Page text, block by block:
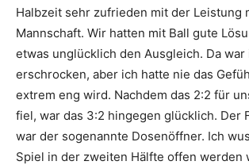
Halbzeit sehr zufrieden mit der Leistung
Mannschaft. Wir hatten mit Ball gute
etwas unglücklich den Ausgleich. Da
erschrocken, aber ich hatte nie das
extrem eng wird. Nachdem das 2:2 für
fiel, war das 3:2 hingegen glücklich. Der
war der sogenannte Dosenöffner. Ich
Spiel in der zweiten Hälfte offen werden